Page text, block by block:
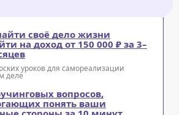
своё дело жизни
на доход от 150 000 ₽ за 3–
уроков для самореализации
деле
вопросов,
понять ваши